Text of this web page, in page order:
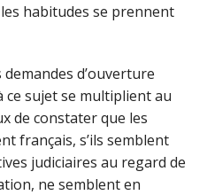
les habitudes se prennent
d’ouverture
ce sujet se multiplient au
de constater que les
français, s’ils semblent
judiciaires au regard de
ne semblent en